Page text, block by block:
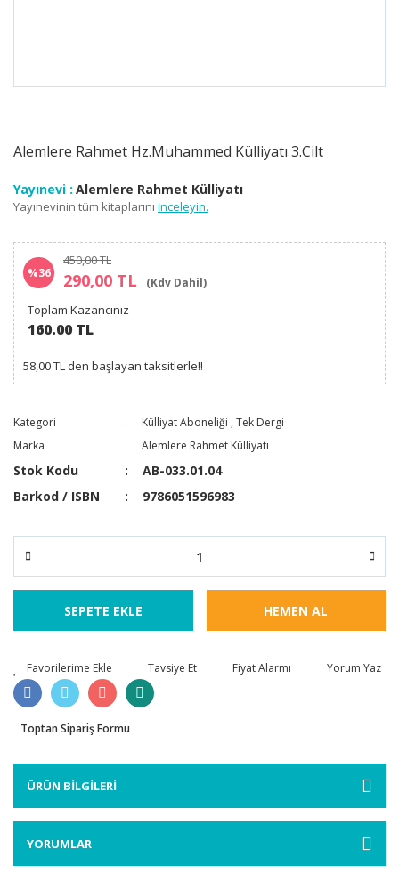
Alemlere Rahmet Hz.Muhammed Külliyatı 3.Cilt
Yayınevi : Alemlere Rahmet Külliyatı
Yayınevinin tüm kitaplarını inceleyin.
%36
450,00 TL
290,00 TL (Kdv Dahil)
Toplam Kazancınız
160.00 TL
58,00 TL den başlayan taksitlerle!!
Kategori Külliyat Aboneliği ,Tek Dergi
Marka
Alemlere Rahmet Külliyatı
Stok Kodu
AB-033.01.04
Barkod / ISBN
9786051596983
SEPETE EKLE HEMEN AL
Tavsiye Et Fiyat Alarmı Yorum Yaz
Toptan Sipariş Formu
ÜRÜN BİLGİLERİ
YORUMLAR